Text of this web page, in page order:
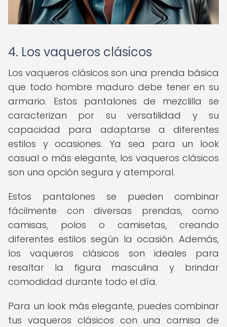
4. Los vaqueros clásicos
Los vaqueros clásicos son una prenda básica
que todo hombre maduro debe tener en su
armario. Estos pantalones de mezclilla se
caracterizan por su versatilidad y su
capacidad para adaptarse a diferentes
estilos y ocasiones. Ya sea para un look
casual o más elegante, los vaqueros clásicos
son una opción segura y atemporal.
Estos pantalones se pueden combinar
fácilmente con diversas prendas, como
camisas, polos o camisetas, creando
diferentes estilos según la ocasión. Además,
los vaqueros clásicos son ideales para
resaltar la figura masculina y brindar
comodidad durante todo el día.
Para un look más elegante, puedes combinar
tus vaqueros clásicos con una camisa de